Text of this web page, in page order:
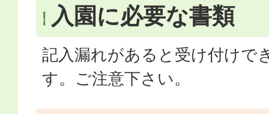
入園に必要な書類
記入漏れがあると受け付けで
す。ご注意下さい。